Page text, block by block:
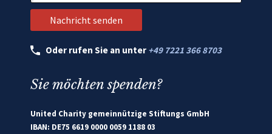
Oder rufen Sie an unter +49 7221 366 8703
Sie möchten spenden?
United Charity gemeinnützige Stiftungs GmbH
IBAN: DE75 6619 0000 0059 1188 03